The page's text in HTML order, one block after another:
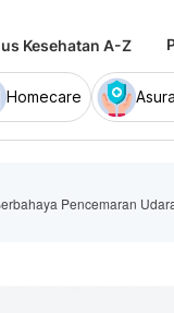
Kesehatan A-Z
Homecare
Pencemaran